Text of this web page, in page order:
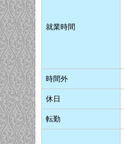
就業時間
時間外
休日
転勤